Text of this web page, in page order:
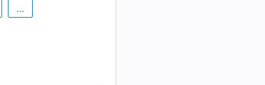
…